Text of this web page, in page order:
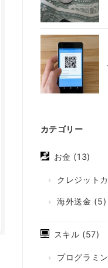
カテゴリー
お金 (13)
クレジット
海外送金 (5)
スキル (57)
プログラミ